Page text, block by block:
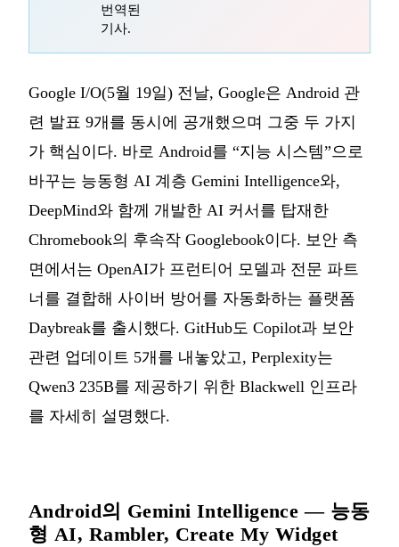
번역된
기사.
Google I/O(5월 19일) 전날, Google은 Android 관
련 발표 9개를 동시에 공개했으며 그중 두 가지
가 핵심이다. 바로 Android를 “지능 시스템”으로
바꾸는 능동형 AI 계층 Gemini Intelligence와,
DeepMind와 함께 개발한 AI 커서를 탑재한
Chromebook의 후속작 Googlebook이다. 보안 측
면에서는 OpenAI가 프런티어 모델과 전문 파트
너를 결합해 사이버 방어를 자동화하는 플랫폼
Daybreak를 출시했다. GitHub도 Copilot과 보안
관련 업데이트 5개를 내놓았고, Perplexity는
Qwen3 235B를 제공하기 위한 Blackwell 인프라
를 자세히 설명했다.
Android의 Gemini Intelligence — 능동
형 AI, Rambler, Create My Widget